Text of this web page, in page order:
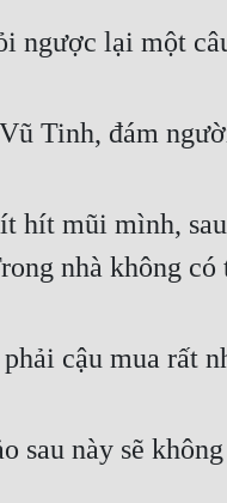
ngược lại một
Tinh, đám
hít mũi mình,
nhà không
cậu mua rất
sau này sẽ